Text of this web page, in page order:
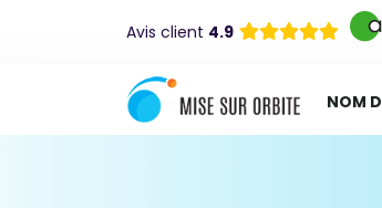
Avis client 4.9
NOM